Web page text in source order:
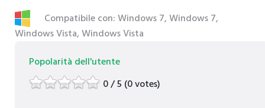
Compatibile con: Windows 7, Windows 7,
Windows Vista, Windows Vista
Popolarità dell'utente
0 / 5 (0 votes)